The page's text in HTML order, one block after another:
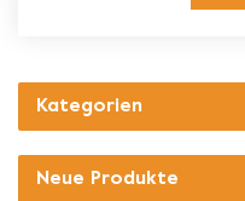
Kategorien
Neue Produkte